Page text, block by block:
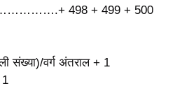
…………….+ 498 + 499 + 500
संख्या)/वर्ग अंतराल + 1